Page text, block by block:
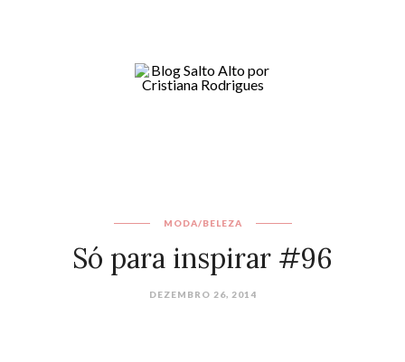
MODA/BELEZA
Só para inspirar #96
DEZEMBRO 26, 2014